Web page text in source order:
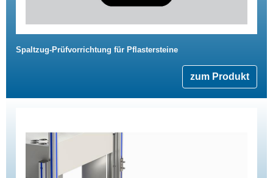
Spaltzug-Prüfvorrichtung für Pflastersteine
zum Produkt